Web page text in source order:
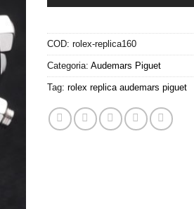
COD: rolex-replica160
Categoria: Audemars Piguet
Tag: rolex replica audemars piguet